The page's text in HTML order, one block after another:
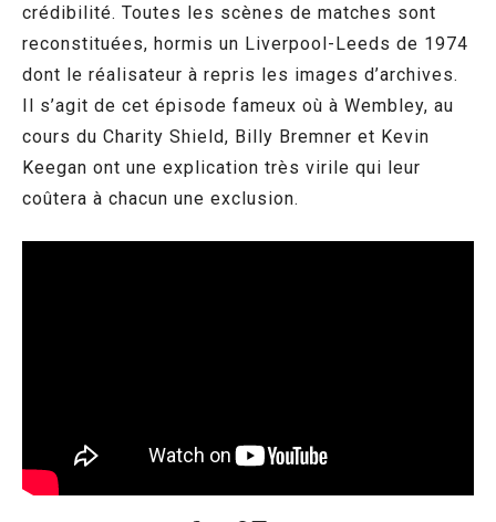
crédibilité. Toutes les scènes de matches sont
reconstituées, hormis un Liverpool-Leeds de 1974
dont le réalisateur à repris les images d’archives.
Il s’agit de cet épisode fameux où à Wembley, au
cours du Charity Shield, Billy Bremner et Kevin
Keegan ont une explication très virile qui leur
coûtera à chacun une exclusion.